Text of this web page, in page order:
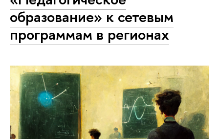
образование» к сетевым
программам в регионах